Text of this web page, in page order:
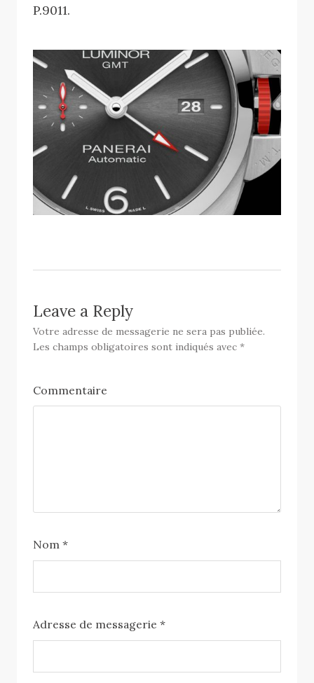
P.9011.
Leave a Reply
Votre adresse de messagerie ne sera pas publiée.
Les champs obligatoires sont indiqués avec*
Commentaire
Nom*
Adresse de messagerie*